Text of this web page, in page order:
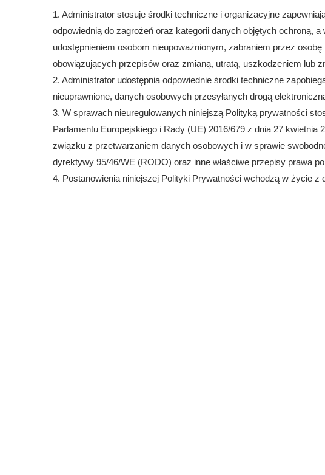
1. Administrator stosuje środki techniczne i organizacyjne
odpowiednią do zagrożeń oraz kategorii danych objętych ochroną,
udostępnieniem osobom nieupoważnionym, zabraniem przez
obowiązujących przepisów oraz zmianą, utratą, uszkodzeniem lub
2. Administrator udostępnia odpowiednie środki techniczne
nieuprawnione, danych osobowych przesyłanych drogą
3. W sprawach nieuregulowanych niniejszą Polityką prywatności
Parlamentu Europejskiego i Rady (UE) 2016/679 z dnia 27
związku z przetwarzaniem danych osobowych i w sprawie
dyrektywy 95/46/WE (RODO) oraz inne właściwe przepisy prawa
4. Postanowienia niniejszej Polityki Prywatności wchodzą w życie z